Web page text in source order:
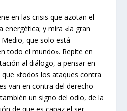
en las crisis que azotan el
energética; y mira «la gran
que solo está
todo el mundo». Repite en
al diálogo, a pensar en
«todos los ataques contra
van en contra del derecho
un signo del odio, de la